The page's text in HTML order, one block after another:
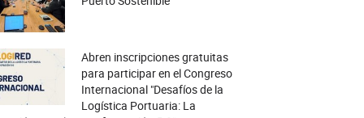
Abren inscripciones gratuitas
para participar en el Congreso
Internacional "Desafíos de la
Logística Portuaria: La